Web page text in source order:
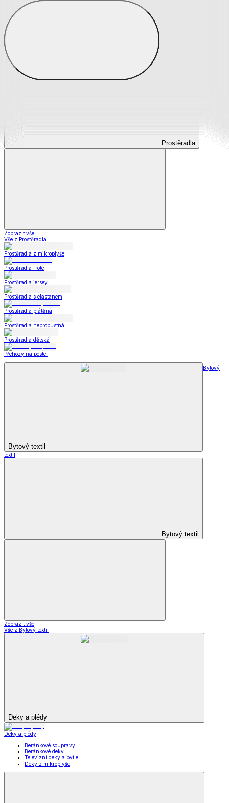
Prostěradla
Prostěradla
Zobrazit vše
Vše z Prostěradla
Prostěradla z mikroplyše
Prostěradla froté
Prostěradla jersey
Prostěradla s elastanem
Prostěradla plátěná
Prostěradla nepropustná
Prostěradla dětská
Přehozy na postel
Bytový textil
Bytový
textil
Bytový textil
Zobrazit vše
Vše z Bytový textil
Deky a plédy
Deky a plédy
Beránkové soupravy
Beránkové deky
Televizní deky a pytle
Deky z mikroplyše